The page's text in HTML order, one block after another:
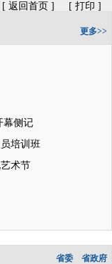
[ 返回首页 ] [ 打印 ]
更多>>
幕侧记
培训班
术节
省政府
省委